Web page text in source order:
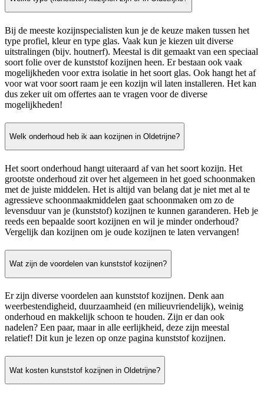
Bij de meeste kozijnspecialisten kun je de keuze maken tussen het
type profiel, kleur en type glas. Vaak kun je kiezen uit diverse
uitstralingen (bijv. houtnerf). Meestal is dit gemaakt van een speciaal
soort folie over de kunststof kozijnen heen. Er bestaan ook vaak
mogelijkheden voor extra isolatie in het soort glas. Ook hangt het af
voor wat voor soort raam je een kozijn wil laten installeren. Het kan
dus zeker uit om offertes aan te vragen voor de diverse
mogelijkheden!
Welk onderhoud heb ik aan kozijnen in Oldetrijne?
Het soort onderhoud hangt uiteraard af van het soort kozijn. Het
grootste onderhoud zit over het algemeen in het goed schoonmaken
met de juiste middelen. Het is altijd van belang dat je niet met al te
agressieve schoonmaakmiddelen gaat schoonmaken om zo de
levensduur van je (kunststof) kozijnen te kunnen garanderen. Heb je
reeds een bepaalde soort kozijnen en wil je minder onderhoud?
Vergelijk dan kozijnen om je oude kozijnen te laten vervangen!
Wat zijn de voordelen van kunststof kozijnen?
Er zijn diverse voordelen aan kunststof kozijnen. Denk aan
weerbestendigheid, duurzaamheid (en milieuvriendelijk), weinig
onderhoud en makkelijk schoon te houden. Zijn er dan ook
nadelen? Een paar, maar in alle eerlijkheid, deze zijn meestal
relatief! Dit kun je lezen op onze pagina kunststof kozijnen.
Wat kosten kunststof kozijnen in Oldetrijne?